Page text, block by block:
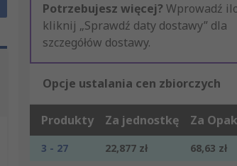
Potrzebujesz więcej? Wprowadź
kliknij „Sprawdź daty dostawy” dla
szczegółów dostawy.
Opcje ustalania cen zbiorczych
Produkty Za jednostkę Za
3 - 27 22,877 zł
68,63 zł